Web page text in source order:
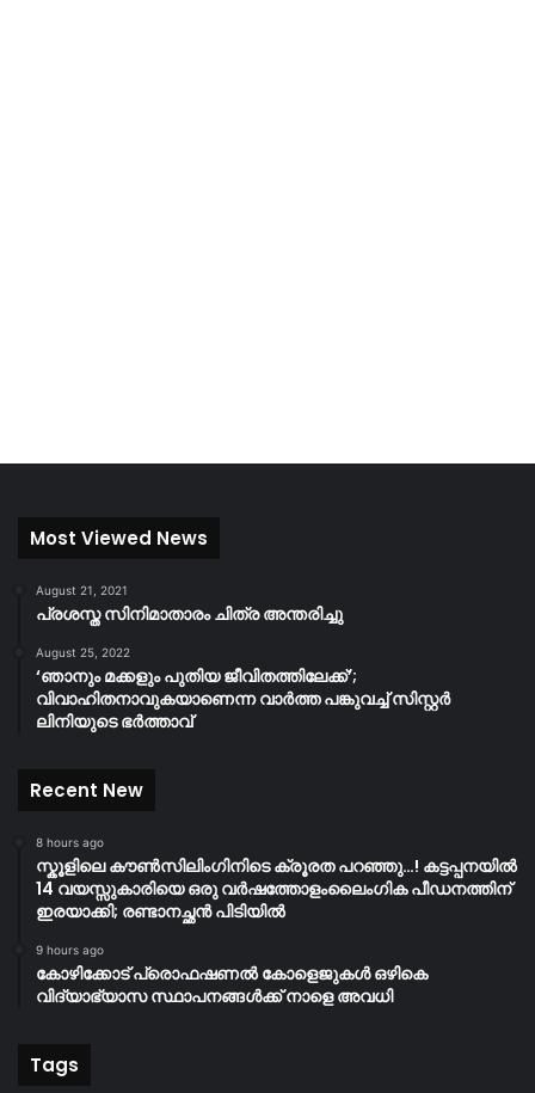
Most Viewed News
August 21, 2021
പ്രശസ്ത സിനിമാതാരം ചിത്ര അന്തരിച്ചു
August 25, 2022
‘ഞാനും മക്കളും പുതിയ ജീവിതത്തിലേക്ക്’;
വിവാഹിതനാവുകയാണെന്ന വാർത്ത പങ്കുവച്ച് സിസ്റ്റർ
ലിനിയുടെ ഭർത്താവ്
Recent New
8 hours ago
സ്കൂളിലെ കൗൺസിലിംഗിനിടെ ക്രൂരത പറഞ്ഞു…! കട്ടപ്പനയിൽ
14 വയസ്സുകാരിയെ ഒരു വർഷത്തോളംലൈംഗിക പീഡനത്തിന്
ഇരയാക്കി; രണ്ടാനച്ഛൻ പിടിയിൽ
9 hours ago
കോഴിക്കോട് പ്രൊഫഷണൽ കോളെജുകൾ ഒഴികെ
വിദ്യാഭ്യാസ സ്ഥാപനങ്ങൾക്ക് നാളെ അവധി
Tags